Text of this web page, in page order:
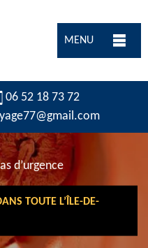
MENU
06 52 18 73 72
d’urgence
TOUTE L’ÎLE-DE-